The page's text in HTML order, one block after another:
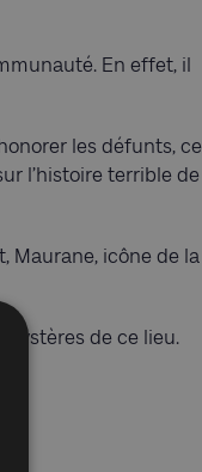
En effet, il
les défunts, ce
l’histoire terrible de
Maurane, icône de la
de ce lieu.